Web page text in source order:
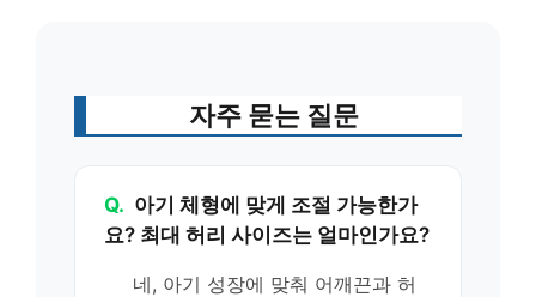
자주 묻는 질문
Q. 아기 체형에 맞게 조절 가능한가
요? 최대 허리 사이즈는 얼마인가요?
네, 아기 성장에 맞춰 어깨끈과 허